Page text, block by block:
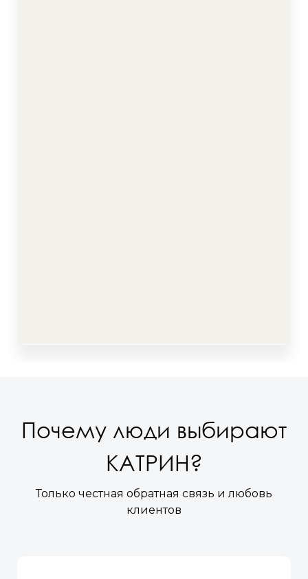
Почему люди выбирают
КАТРИН?
Только честная обратная связь и любовь
клиентов